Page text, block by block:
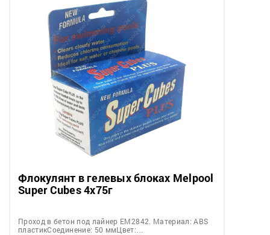
Флокулянт в гелевых блоках Melpool
Super Cubes 4x75г
Проход в бетон под лайнер EM2842. Материал: ABS
пластикСоединение: 50 ммЦвет:…